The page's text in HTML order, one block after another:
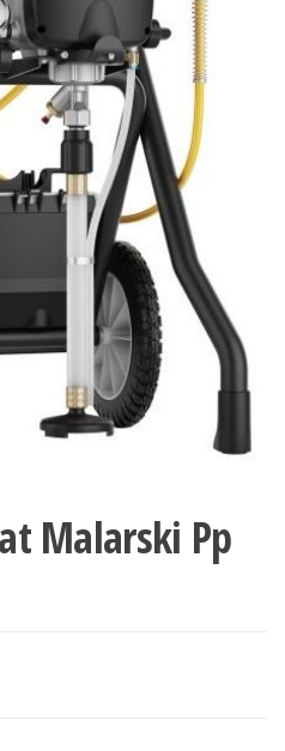
Malarski Pp